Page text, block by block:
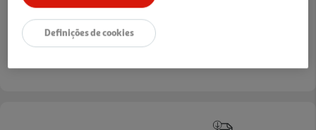
Definições de cookies